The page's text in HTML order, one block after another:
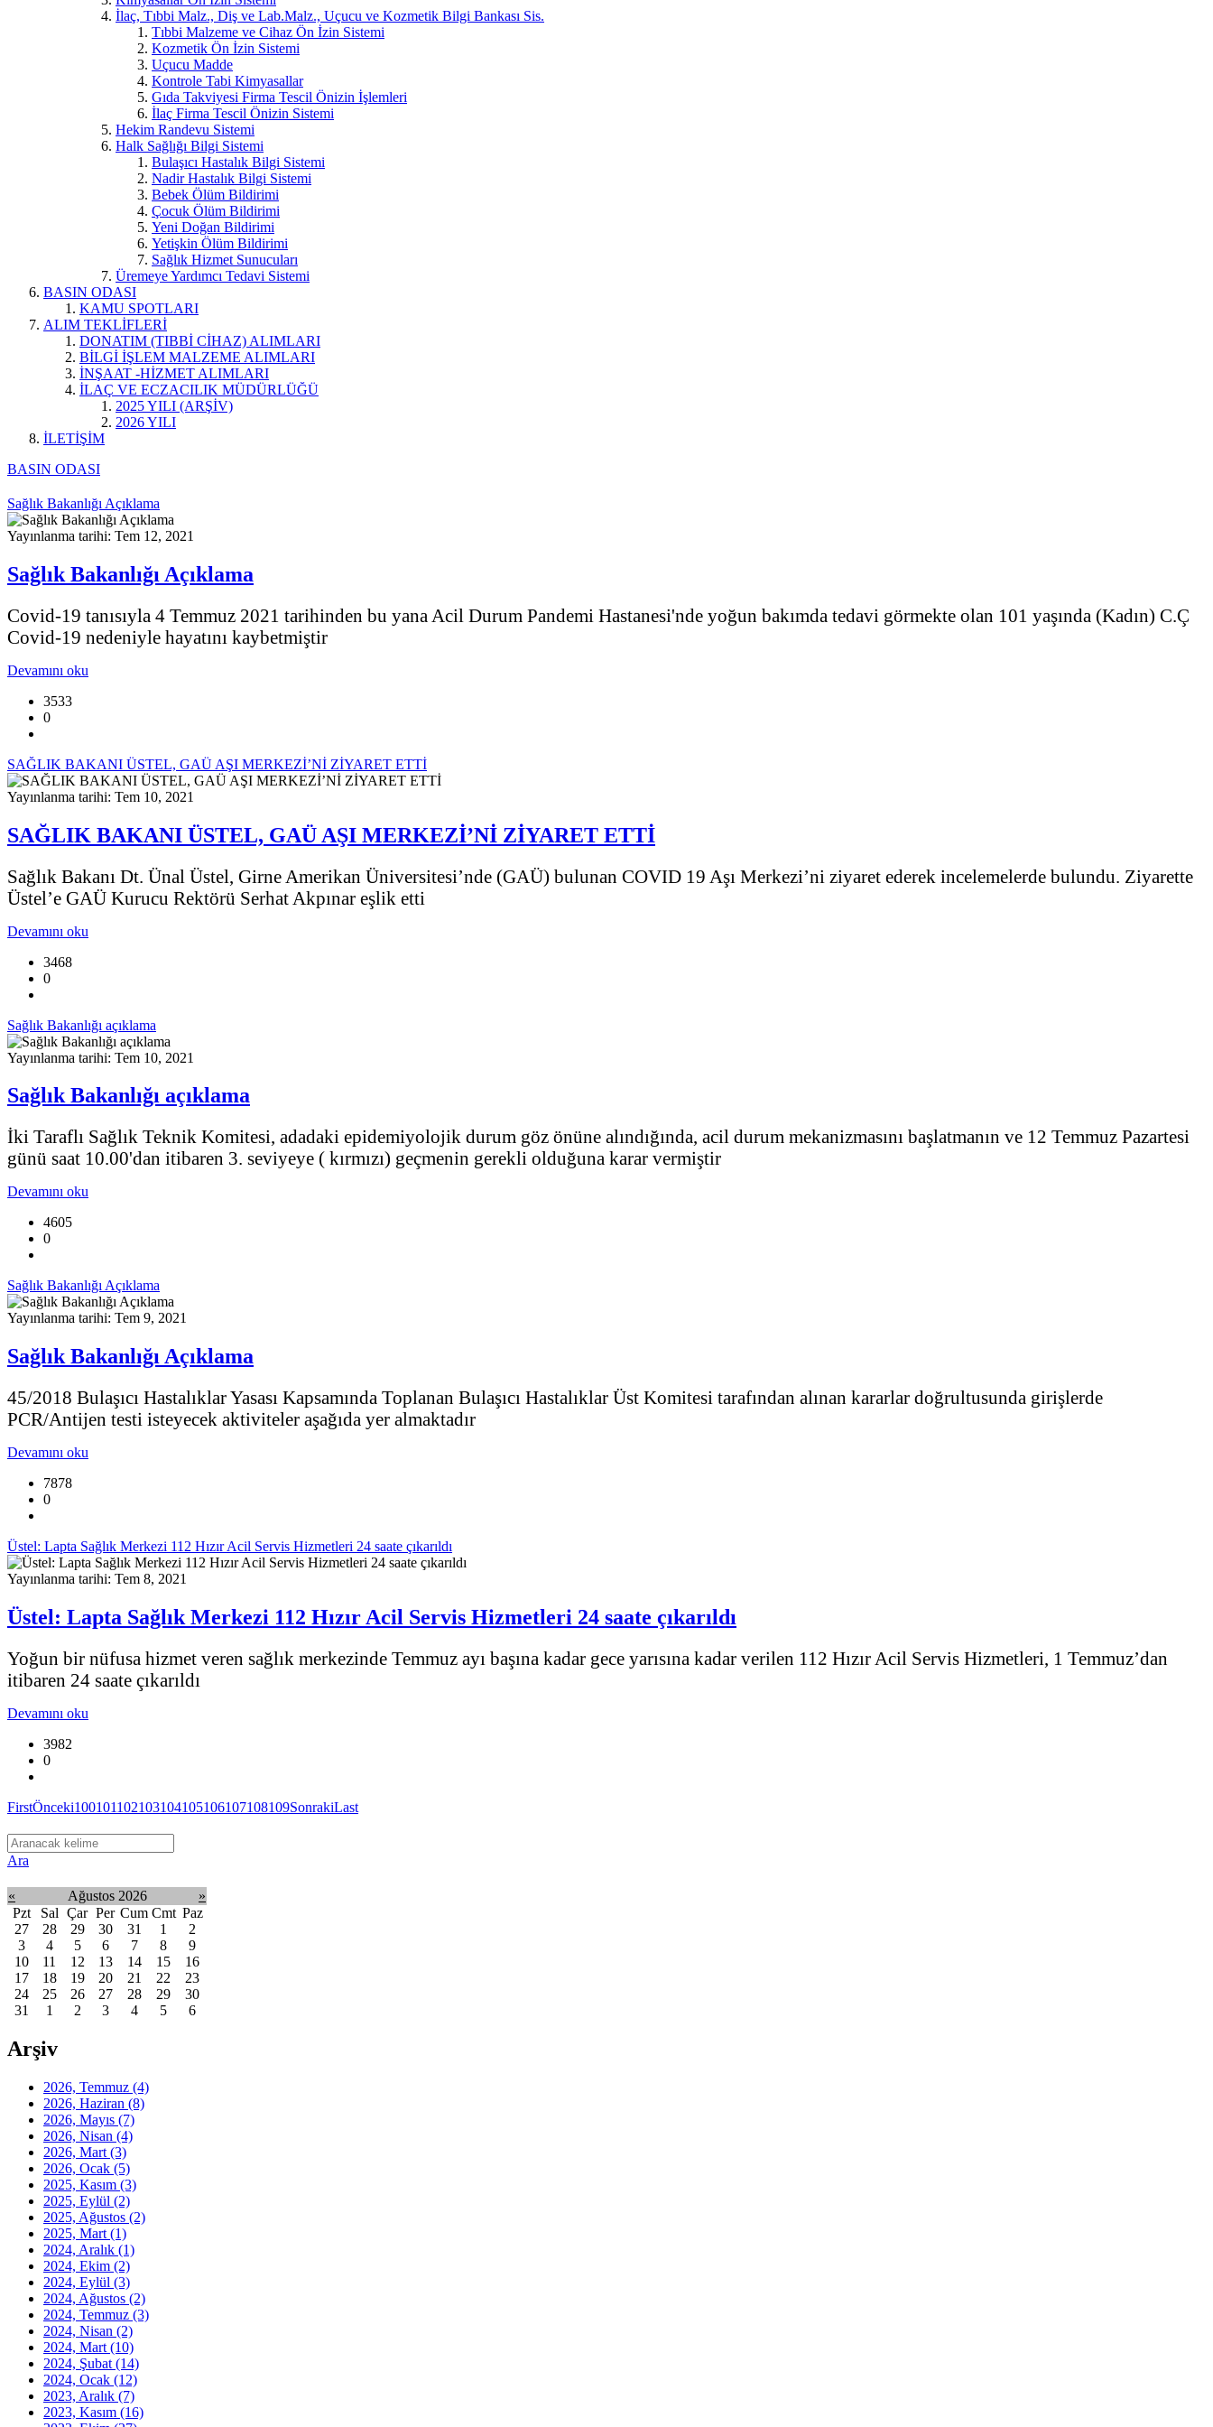
İlaç, Tıbbi Malz., Diş ve Lab.Malz., Uçucu ve Kozmetik Bilgi Bankası Sis.
Tıbbi Malzeme ve Cihaz Ön İzin Sistemi
Kozmetik Ön İzin Sistemi
Uçucu Madde
Kontrole Tabi Kimyasallar
Gıda Takviyesi Firma Tescil Önizin İşlemleri
İlaç Firma Tescil Önizin Sistemi
Hekim Randevu Sistemi
Halk Sağlığı Bilgi Sistemi
Bulaşıcı Hastalık Bilgi Sistemi
Nadir Hastalık Bilgi Sistemi
Bebek Ölüm Bildirimi
Çocuk Ölüm Bildirimi
Yeni Doğan Bildirimi
Yetişkin Ölüm Bildirimi
Sağlık Hizmet Sunucuları
Üremeye Yardımcı Tedavi Sistemi
BASIN ODASI
KAMU SPOTLARI
ALIM TEKLİFLERİ
DONATIM (TIBBİ CİHAZ) ALIMLARI
BİLGİ İŞLEM MALZEME ALIMLARI
İNŞAAT -HİZMET ALIMLARI
İLAÇ VE ECZACILIK MÜDÜRLÜĞÜ
2025 YILI (ARŞİV)
2026 YILI
İLETİŞİM
BASIN ODASI
Sağlık Bakanlığı Açıklama
Yayınlanma tarihi: Tem 12, 2021
Sağlık Bakanlığı Açıklama
Covid-19 tanısıyla 4 Temmuz 2021 tarihinden bu yana Acil Durum Pandemi Hastanesi'nde yoğun bakımda tedavi görmekte olan 101 yaşında (Kadın) C.Ç
Covid-19 nedeniyle hayatını kaybetmiştir
Devamını oku
3533
0
SAĞLIK BAKANI ÜSTEL, GAÜ AŞI MERKEZİ’Nİ ZİYARET ETTİ
Yayınlanma tarihi: Tem 10, 2021
SAĞLIK BAKANI ÜSTEL, GAÜ AŞI MERKEZİ’Nİ ZİYARET ETTİ
Sağlık Bakanı Dt. Ünal Üstel, Girne Amerikan Üniversitesi’nde (GAÜ) bulunan COVID 19 Aşı Merkezi’ni ziyaret ederek incelemelerde bulundu. Ziyarette
Üstel’e GAÜ Kurucu Rektörü Serhat Akpınar eşlik etti
Devamını oku
3468
0
Sağlık Bakanlığı açıklama
Yayınlanma tarihi: Tem 10, 2021
Sağlık Bakanlığı açıklama
İki Taraflı Sağlık Teknik Komitesi, adadaki epidemiyolojik durum göz önüne alındığında, acil durum mekanizmasını başlatmanın ve 12 Temmuz Pazartesi
günü saat 10.00'dan itibaren 3. seviyeye ( kırmızı) geçmenin gerekli olduğuna karar vermiştir
Devamını oku
4605
0
Sağlık Bakanlığı Açıklama
Yayınlanma tarihi: Tem 9, 2021
Sağlık Bakanlığı Açıklama
45/2018 Bulaşıcı Hastalıklar Yasası Kapsamında Toplanan Bulaşıcı Hastalıklar Üst Komitesi tarafından alınan kararlar doğrultusunda girişlerde
PCR/Antijen testi isteyecek aktiviteler aşağıda yer almaktadır
Devamını oku
7878
0
Üstel: Lapta Sağlık Merkezi 112 Hızır Acil Servis Hizmetleri 24 saate çıkarıldı
Yayınlanma tarihi: Tem 8, 2021
Üstel: Lapta Sağlık Merkezi 112 Hızır Acil Servis Hizmetleri 24 saate çıkarıldı
Yoğun bir nüfusa hizmet veren sağlık merkezinde Temmuz ayı başına kadar gece yarısına kadar verilen 112 Hızır Acil Servis Hizmetleri, 1 Temmuz’dan
itibaren 24 saate çıkarıldı
Devamını oku
3982
0
FirstÖnceki100101102103104105106107108109SonrakiLast
Ara
« Ağustos 2026
»
Pzt
Sal Çar Per Cum Cmt Paz
27
28 29 30 31 1
2
3
4 5 6 7 8
9
10
11 12 13 14 15
16
17
18 19 20 21 22
23
24
25 26 27 28 29
30
31
1 2 3 4 5 6
Arşiv
2026, Temmuz (4)
2026, Haziran (8)
2026, Mayıs (7)
2026, Nisan (4)
2026, Mart (3)
2026, Ocak (5)
2025, Kasım (3)
2025, Eylül (2)
2025, Ağustos (2)
2025, Mart (1)
2024, Aralık (1)
2024, Ekim (2)
2024, Eylül (3)
2024, Ağustos (2)
2024, Temmuz (3)
2024, Nisan (2)
2024, Mart (10)
2024, Şubat (14)
2024, Ocak (12)
2023, Aralık (7)
2023, Kasım (16)